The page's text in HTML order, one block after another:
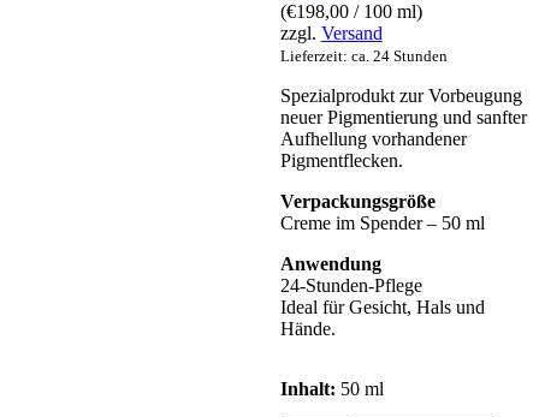
(€198,00/ 100 ml)
zzgl. Versand
Lieferzeit: ca. 24 Stunden
Spezialprodukt zur Vorbeugung
neuer Pigmentierung und sanfter
Aufhellung vorhandener
Pigmentflecken.
Verpackungsgröße
Creme im Spender – 50 ml
Anwendung
24-Stunden-Pflege
Ideal für Gesicht, Hals und
Hände.
Inhalt: 50 ml